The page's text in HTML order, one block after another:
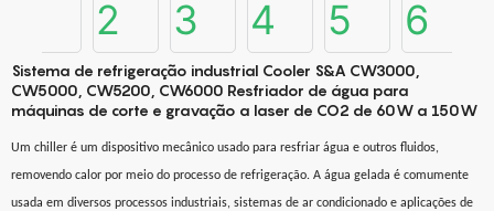
Sistema de refrigeração industrial Cooler S&A CW3000,
CW5000, CW5200, CW6000 Resfriador de água para
máquinas de corte e gravação a laser de CO2 de 60W a 150W
Um chiller é um dispositivo mecânico usado para resfriar água e outros fluidos,
removendo calor por meio do processo de refrigeração. A água gelada é comumente
usada em diversos processos industriais, sistemas de ar condicionado e aplicações de